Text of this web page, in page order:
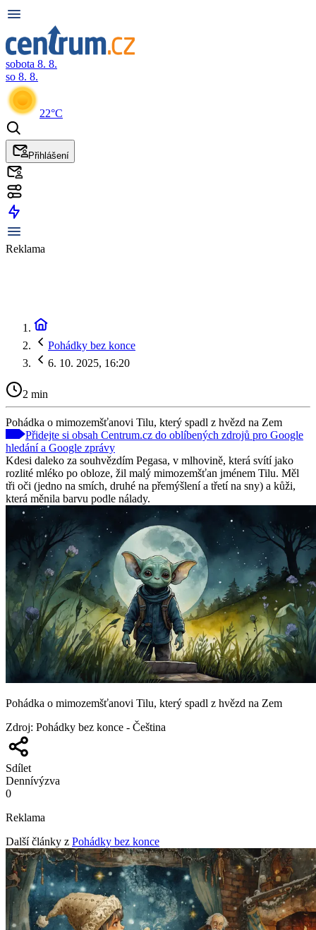
sobota 8. 8.
so 8. 8.
22°C
Přihlášení
Reklama
Pohádky bez konce
6. 10. 2025, 16:20
2 min
Pohádka o mimozemšťanovi Tilu, který spadl z hvězd na Zem
Přidejte si obsah Centrum.cz do oblíbených zdrojů pro Google
hledání a Google zprávy
Kdesi daleko za souhvězdím Pegasa, v mlhovině, která svítí jako
rozlité mléko po obloze, žil malý mimozemšťan jménem Tilu. Měl
tři oči (jedno na smích, druhé na přemýšlení a třetí na sny) a kůži,
která měnila barvu podle nálady.
Pohádka o mimozemšťanovi Tilu, který spadl z hvězd na Zem
Zdroj: Pohádky bez konce - Čeština
Sdílet
Dennívýzva
0
Reklama
Další články z Pohádky bez konce